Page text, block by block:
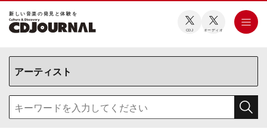
新しい⾳楽の発⾒と体験を
CDJ オーディオ